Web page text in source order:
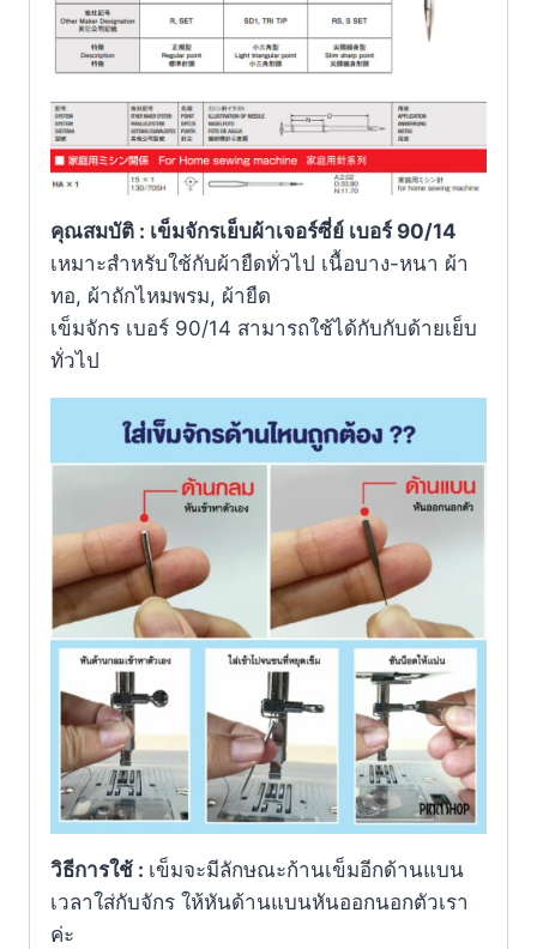
คุณสมบัติ : เข็มจักรเย็บผ้าเจอร์ซี่ย์ เบอร์ 90/14
เหมาะสำหรับใช้กับผ้ายืดทั่วไป เนื้อบาง-หนา ผ้า
ทอ, ผ้าถักไหมพรม, ผ้ายืด
เข็มจักร เบอร์ 90/14 สามารถใช้ได้กับกับด้ายเย็บ
ทั่วไป
วิธีการใช้ : เข็มจะมีลักษณะก้านเข็มอีกด้านแบน
เวลาใส่กับจักร ให้หันด้านแบนหันออกนอกตัวเรา
ค่ะ